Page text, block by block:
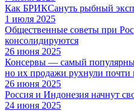
Как БРИКСануть рыбный
1 июля 2025
Общественные советы при
консолидируются
26 июня 2025
Консервы — самый
но их продажи рухнули почти
26 июня 2025
Россия и Индонезия начнут
24 июня 2025